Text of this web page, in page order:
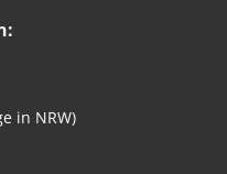
in NRW)